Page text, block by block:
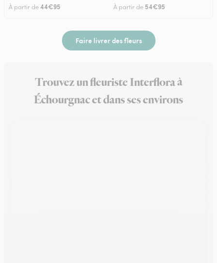
À partir de44€95 À partir de 54€95
Faire livrer des fleurs
Trouvez un fleuriste Interflora à
Échourgnac et dans ses environs